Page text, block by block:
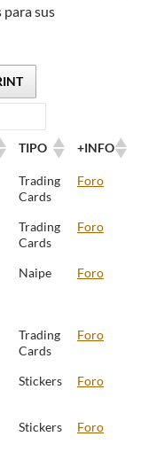
para sus
TIPO +INFO
Trading
Cards
Foro
Trading
Cards
Foro
Naipe Foro
Trading
Cards
Foro
Stickers Foro
Stickers Foro